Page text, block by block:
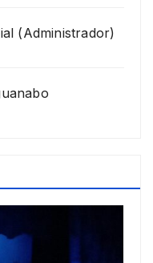
(Administrador)